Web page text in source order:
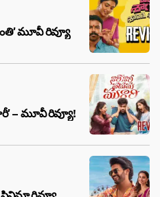
మూవీ రివ్యూ
– మూవీ రివ్యూ!